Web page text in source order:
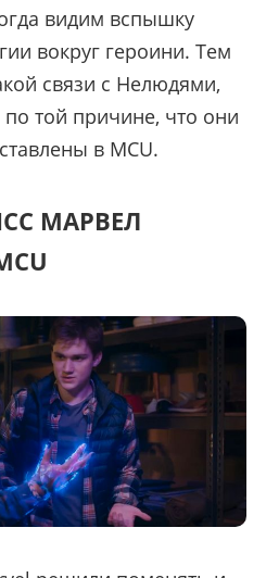
видим вспышку
вокруг героини. Тем
связи с Нелюдями,
той причине, что они
в MCU.
МАРВЕЛ